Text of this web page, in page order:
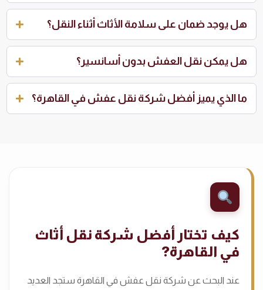
هل يوجد ضمان على سلامة الأثاث أثناء النقل؟
هل يمكن نقل العفش بدون أسانسير؟
ما الذي يميز أفضل شركة نقل عفش في القاهرة؟
كيف تختار أفضل شركة نقل أثاث
في القاهرة?
عند البحث عن شركة نقل عفش في القاهرة ستجد العديد